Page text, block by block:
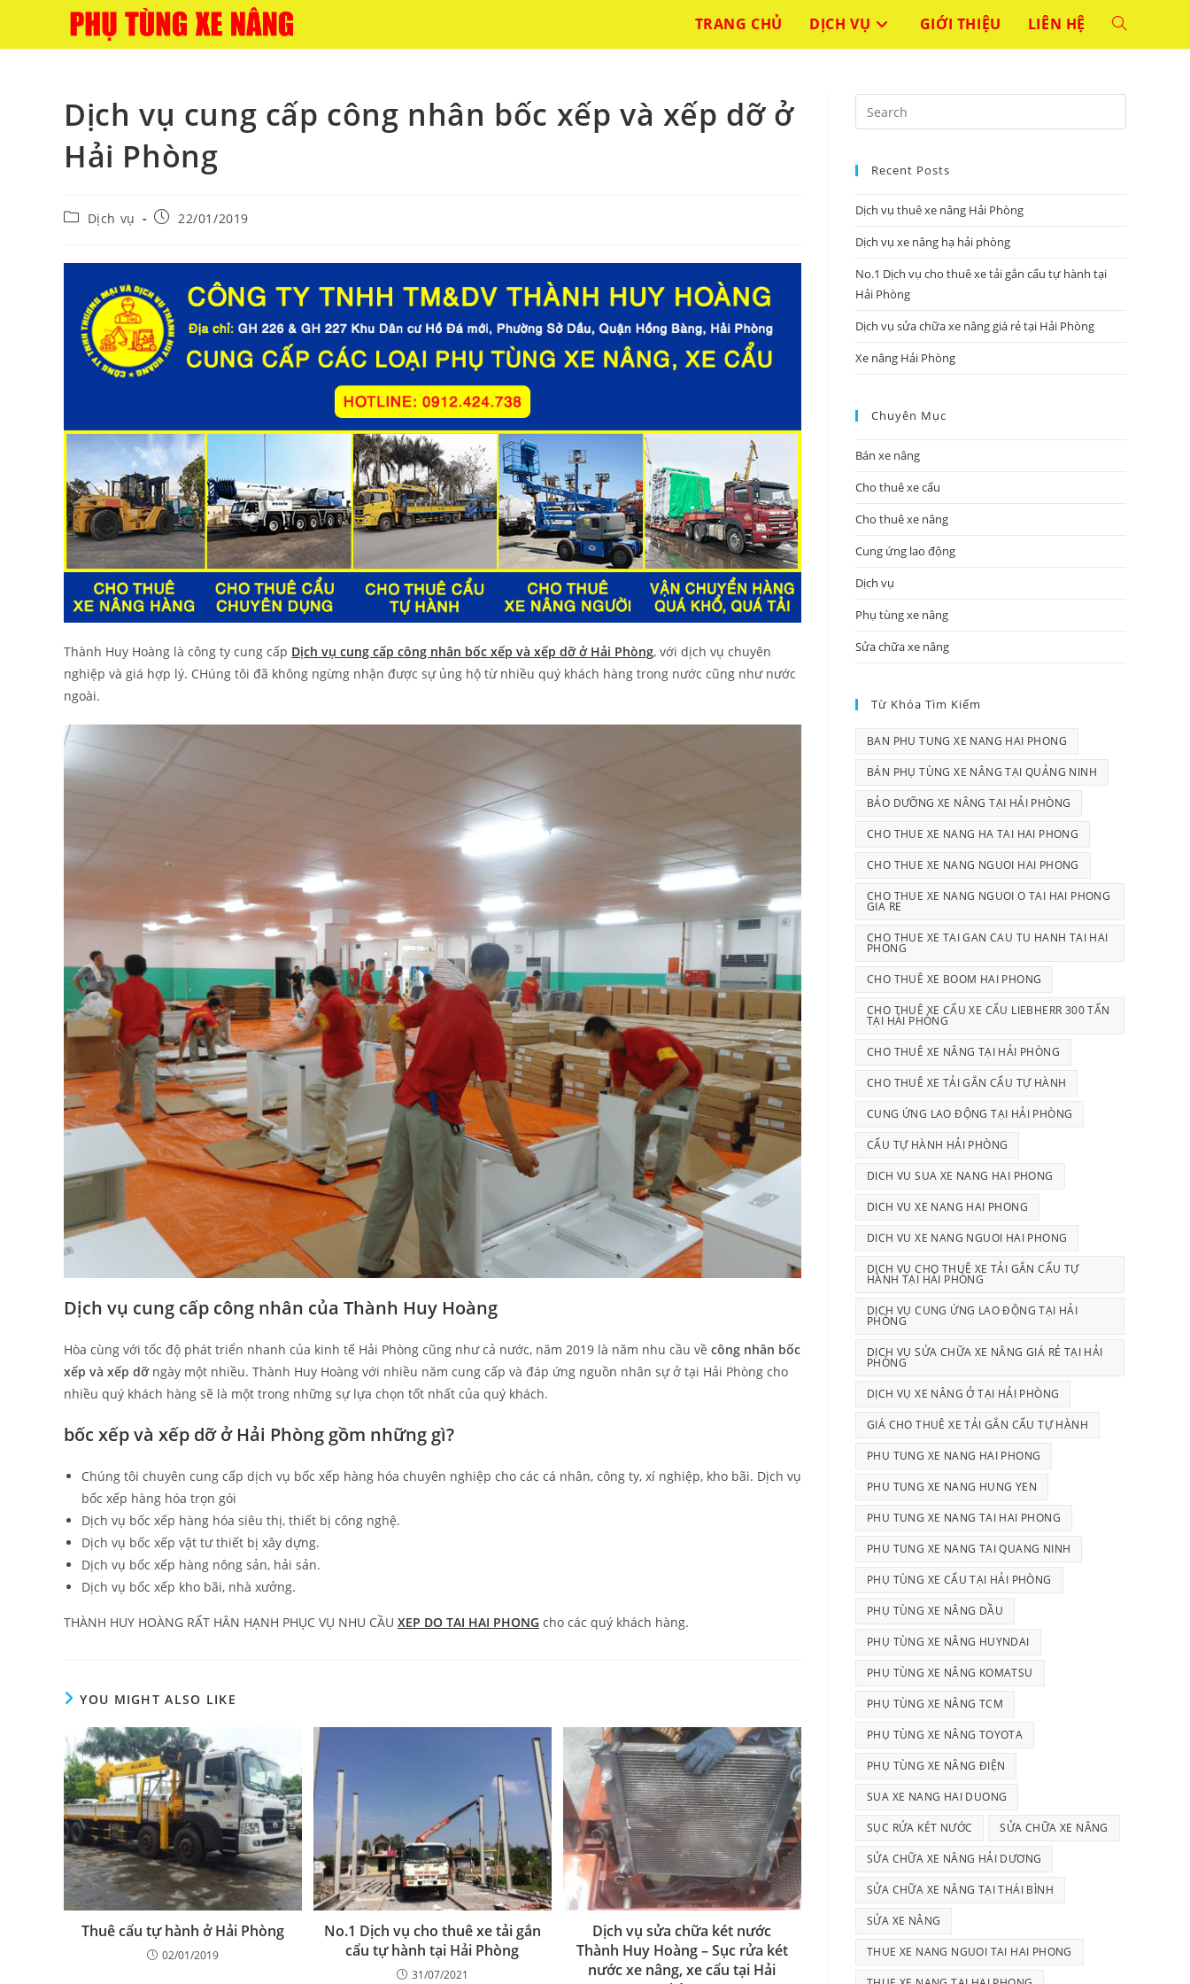
content
TRANG CHỦ DỊCH VỤ GIỚI THIỆU LIÊN HỆ TOGGLE
Dịch vụ cung cấp công nhân bốc xếp và xếp dỡ ở
Hải Phòng
PostDịch vụ
Post22/01/2019
Thành Huy Hoàng là công ty cung cấp Dịch vụ cung cấp công nhân bốc xếp và xếp dỡ ở Hải Phòng, với dịch vụ chuyên
nghiệp và giá hợp lý. CHúng tôi đã không ngừng nhận được sự ủng hộ từ nhiều quý khách hàng trong nước cũng như nước
ngoài.
Dịch vụ cung cấp công nhân của Thành Huy Hoàng
Hòa cùng với tốc độ phát triển nhanh của kinh tế Hải Phòng cũng như cả nước, năm 2019 là năm nhu cầu về công nhân bốc
xếp và xếp dỡngày một nhiều. Thành Huy Hoàng với nhiều năm cung cấp và đáp ứng nguồn nhân sự ở tại Hải Phòng cho
nhiều quý khách hàng sẽ là một trong những sự lựa chọn tốt nhất của quý khách.
bốc xếp và xếp dỡ ở Hải Phòng gồm những gì?
Chúng tôi chuyên cung cấp dịch vụ bốc xếp hàng hóa chuyên nghiệp cho các cá nhân, công ty, xí nghiệp, kho bãi. Dịch vụ
bốc xếp hàng hóa trọn gói
Dịch vụ bốc xếp hàng hóa siêu thị, thiết bị công nghệ.
Dịch vụ bốc xếp vật tư thiết bị xây dựng.
Dịch vụ bốc xếp hàng nông sản, hải sản.
Dịch vụ bốc xếp kho bãi, nhà xưởng.
THÀNH HUY HOÀNG RẤT HÂN HẠNH PHỤC VỤ NHU CẦU XEP DO TAI HAI PHONG cho các quý khách hàng.
YOU MIGHT ALSO LIKE
Thuê cẩu tự hành ở Hải Phòng
02/01/2019
No.1 Dịch vụ cho thuê xe tải gắn
cẩu tự hành tại Hải Phòng
31/07/2021
Dịch vụ sửa chữa két nước
Thành Huy Hoàng – Sục rửa két
nước xe nâng, xe cẩu tại Hải
Escape
Recent Posts
Dịch vụ thuê xe nâng Hải Phòng
Dịch vụ xe nâng hạ hải phòng
No.1 Dịch vụ cho thuê xe tải gắn cẩu tự hành tại
Hải Phòng
Dịch vụ sửa chữa xe nâng giá rẻ tại Hải Phòng
Xe nâng Hải Phòng
Chuyên Mục
Bán xe nâng
Cho thuê xe cẩu
Cho thuê xe nâng
Cung ứng lao động
Dịch vụ
Phụ tùng xe nâng
Sửa chữa xe nâng
Từ Khóa Tìm Kiếm
BAN PHU TUNG XE NANG HAI PHONG
BÁN PHỤ TÙNG XE NÂNG TẠI QUẢNG NINH
BẢO DƯỠNG XE NÂNG TẠI HẢI PHÒNG
CHO THUE XE NANG HA TAI HAI PHONG
CHO THUE XE NANG NGUOI HAI PHONG
CHO THUE XE NANG NGUOI O TAI HAI PHONG
GIA RE
CHO THUE XE TAI GAN CAU TU HANH TAI HAI
PHONG
CHO THUÊ XE BOOM HAI PHONG
CHO THUÊ XE CẨU XE CẨU LIEBHERR 300 TẤN
TẠI HẢI PHÒNG
CHO THUÊ XE NÂNG TẠI HẢI PHÒNG
CHO THUÊ XE TẢI GẮN CẨU TỰ HÀNH
CUNG ỨNG LAO ĐỘNG TẠI HẢI PHÒNG
CẨU TỰ HÀNH HẢI PHÒNG
DICH VU SUA XE NANG HAI PHONG
DICH VU XE NANG HAI PHONG
DICH VU XE NANG NGUOI HAI PHONG
DỊCH VỤ CHO THUÊ XE TẢI GẮN CẨU TỰ
HÀNH TẠI HẢI PHÒNG
DỊCH VỤ CUNG ỨNG LAO ĐỘNG TẠI HẢI
PHÒNG
DỊCH VỤ SỬA CHỮA XE NÂNG GIÁ RẺ TẠI HẢI
PHÒNG
DỊCH VỤ XE NÂNG Ở TẠI HẢI PHÒNG
GIÁ CHO THUÊ XE TẢI GẮN CẨU TỰ HÀNH
PHU TUNG XE NANG HAI PHONG
PHU TUNG XE NANG HUNG YEN
PHU TUNG XE NANG TAI HAI PHONG
PHU TUNG XE NANG TAI QUANG NINH
PHỤ TÙNG XE CẨU TẠI HẢI PHÒNG
PHỤ TÙNG XE NÂNG DẦU
PHỤ TÙNG XE NÂNG HUYNDAI
PHỤ TÙNG XE NÂNG KOMATSU
PHỤ TÙNG XE NÂNG TCM
PHỤ TÙNG XE NÂNG TOYOTA
PHỤ TÙNG XE NÂNG ĐIỆN
SUA XE NANG HAI DUONG
SỤC RỬA KÉT NƯỚC SỬA CHỮA XE NÂNG
SỬA CHỮA XE NÂNG HẢI DƯƠNG
SỬA CHỮA XE NÂNG TẠI THÁI BÌNH
SỬA XE NÂNG
THUE XE NANG NGUOI TAI HAI PHONG